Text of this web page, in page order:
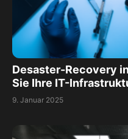
Desaster-Recovery
Sie Ihre IT-
9. Januar 2025